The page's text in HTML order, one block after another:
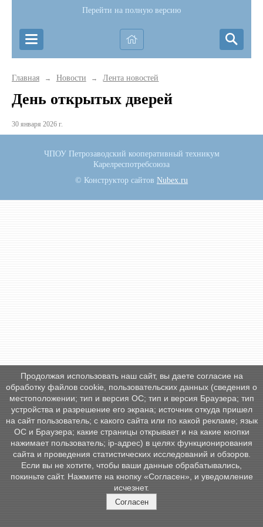
Перейти на полную версию
Главная → Новости → Лента новостей
День открытых дверей
30 января 2026 г.
ЧПОУ Петрозаводский кооперативный техникум
Карелреспотребсоюза
© Конструктор сайтов Nubex.ru
Продолжая использовать наш сайт, вы даете согласие на
обработку файлов cookie, пользовательских данных (сведения о
местоположении; тип и версия ОС; тип и версия Браузера; тип
устройства и разрешение его экрана; источник откуда пришел
на сайт пользователь; с какого сайта или по какой рекламе; язык
ОС и Браузера; какие страницы открывает и на какие кнопки
нажимает пользователь; ip-адрес) в целях функционирования
сайта и проведения статистических исследований и обзоров.
Если вы не хотите, чтобы ваши данные обрабатывались,
покиньте сайт. Нажмите на кнопку «Согласен», и уведомление
исчезнет.
Согласен